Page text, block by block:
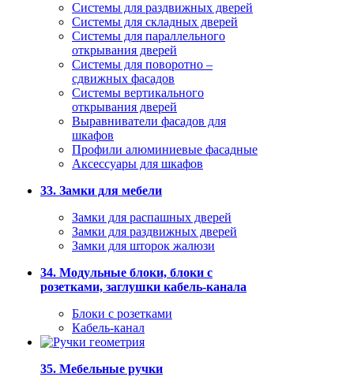
Системы для раздвижных дверей
Системы для складных дверей
Системы для параллельного
открывания дверей
Системы для поворотно –
сдвижных фасадов
Системы вертикального
открывания дверей
Выравниватели фасадов для
шкафов
Профили алюминиевые фасадные
Аксессуары для шкафов
33. Замки для мебели
Замки для распашных дверей
Замки для раздвижных дверей
Замки для шторок жалюзи
34. Модульные блоки, блоки с
розетками, заглушки кабель-канала
Блоки с розетками
Кабель-канал
35. Мебельные ручки